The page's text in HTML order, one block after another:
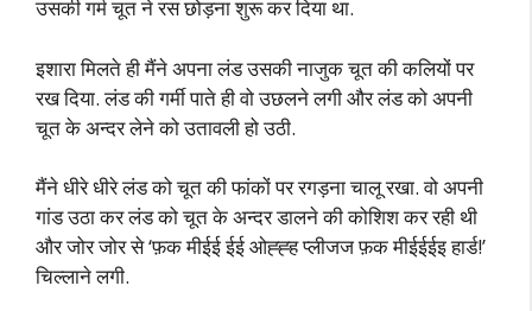
उसकी गर्म चूत ने रस छोड़ना शुरू कर दिया था.
इशारा मिलते ही मैंने अपना लंड उसकी नाजुक चूत की कलियों पर
रख दिया. लंड की गर्मी पाते ही वो उछलने लगी और लंड को अपनी
चूत के अन्दर लेने को उतावली हो उठी.
मैंने धीरे धीरे लंड को चूत की फांकों पर रगड़ना चालू रखा. वो अपनी
गांड उठा कर लंड को चूत के अन्दर डालने की कोशिश कर रही थी
और जोर जोर से ‘फ़क मीईई ईई ओह्ह्ह प्लीजज फ़क मीईईईइ हार्ड!’
चिल्लाने लगी.